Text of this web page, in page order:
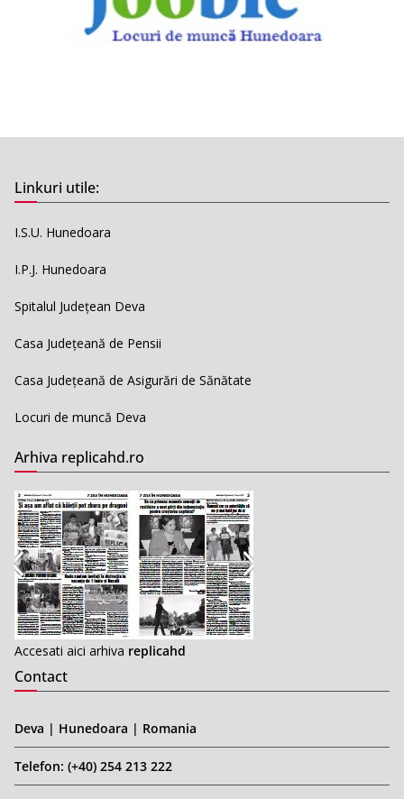
Linkuri utile:
I.S.U. Hunedoara
I.P.J. Hunedoara
Spitalul Județean Deva
Casa Județeană de Pensii
Casa Județeană de Asigurări de Sănătate
Locuri de muncă Deva
Arhiva replicahd.ro
Accesati aici arhiva replicahd
Contact
Deva | Hunedoara | Romania
Telefon: (+40) 254 213 222